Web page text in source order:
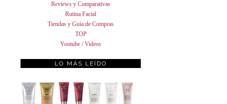
Reviews y Comparativas
Rutina Facial
Tiendas y Guía de Compras
TOP
Youtube / Videos
LO MÁS LEÍDO